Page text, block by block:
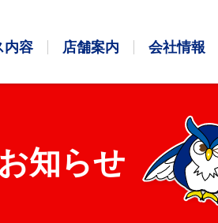
内容 店舗案内 会社情報
お知らせ